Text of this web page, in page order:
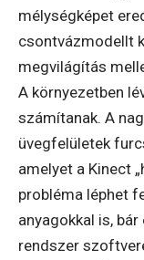
mélységképet
csontvázmodellt
megvilágítás
A környezetben
számítanak. A
üvegfelületek
amelyet a Kinect
probléma léphet
anyagokkal is,
rendszer